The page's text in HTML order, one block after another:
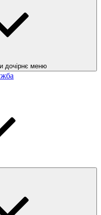
дочірнє меню